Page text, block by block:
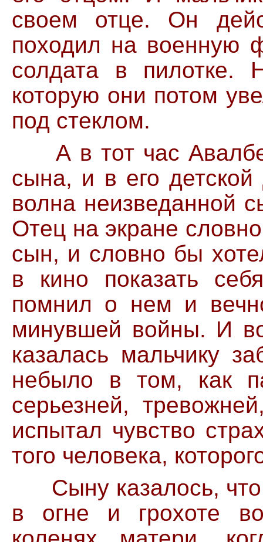
своем отце. Он
походил на военную
солдата в пилотке.
которую они потом
под стеклом.
А в тот час
сына, и в его
волна неизведанной
Отец на экране
сын, и словно бы
в кино показать
помнил о нем и
минувшей войны. И
казалась мальчику
небыло в том, как
серьезней,
испытал чувство
того человека,
Сыну казалось, что
в огне и грохоте